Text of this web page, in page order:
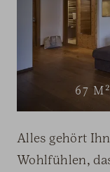
67 M²
Alles gehört
Wohlfühlen,